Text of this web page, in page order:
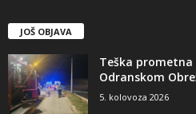
JOŠ OBJAVA
Teška prometna
Odranskom
5. kolovoza 2026